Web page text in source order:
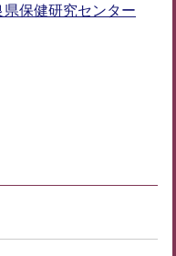
県保健研究センター